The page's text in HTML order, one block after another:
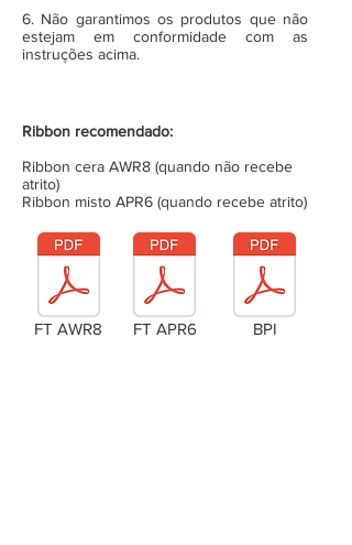
6. Não garantimos os produtos que não
estejam em conformidade com as
instruções acima.
Ribbon recomendado:
Ribbon cera AWR8 (quando não recebe
atrito)
Ribbon misto APR6 (quando recebe atrito)
FT AWR8 FT APR6 BPI